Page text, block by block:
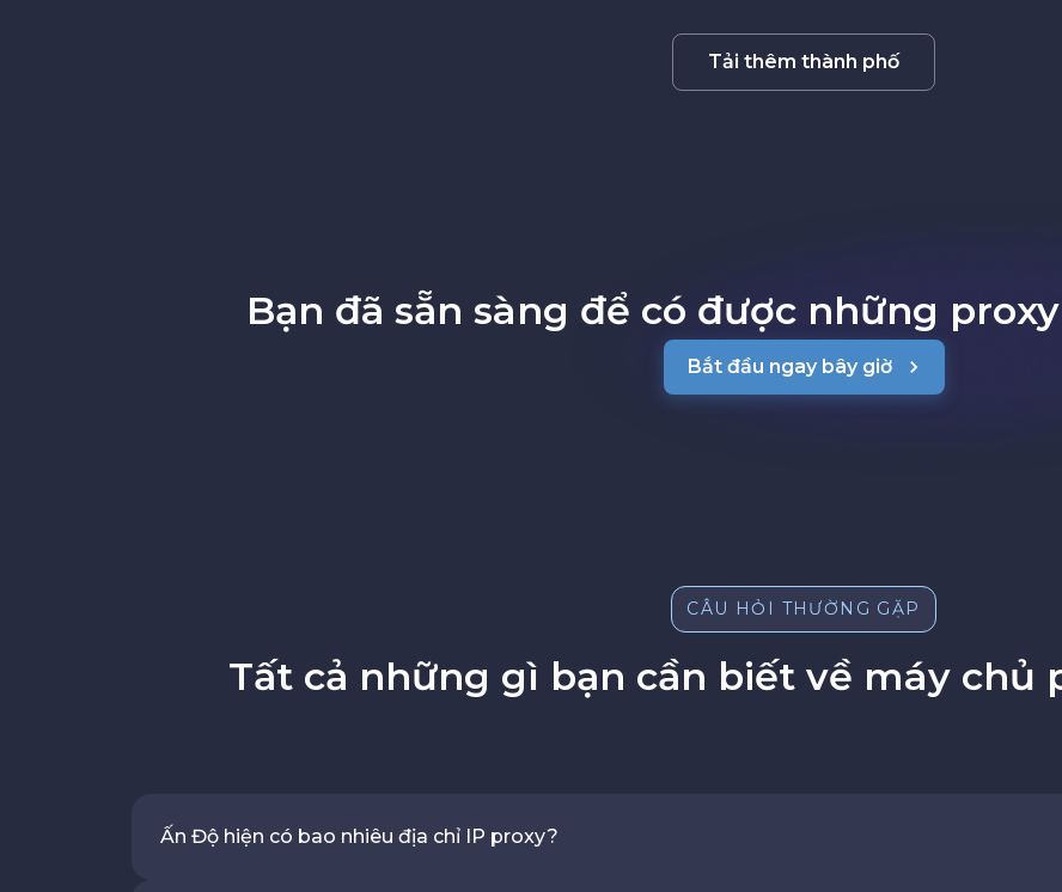
Tải thêm thành phố
Bạn đã sẵn sàng để có được những
Bắt đầu ngay bây giờ
CÂU HỎI THƯỜNG GẶP
Tất cả những gì bạn cần biết về máy chủ
Ấn Độ hiện có bao nhiêu địa chỉ IP proxy?